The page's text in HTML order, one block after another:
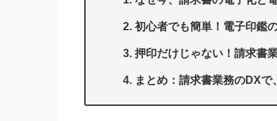
初心者でも簡単！電子印鑑
押印だけじゃない！請求書
まとめ：請求書業務のDX